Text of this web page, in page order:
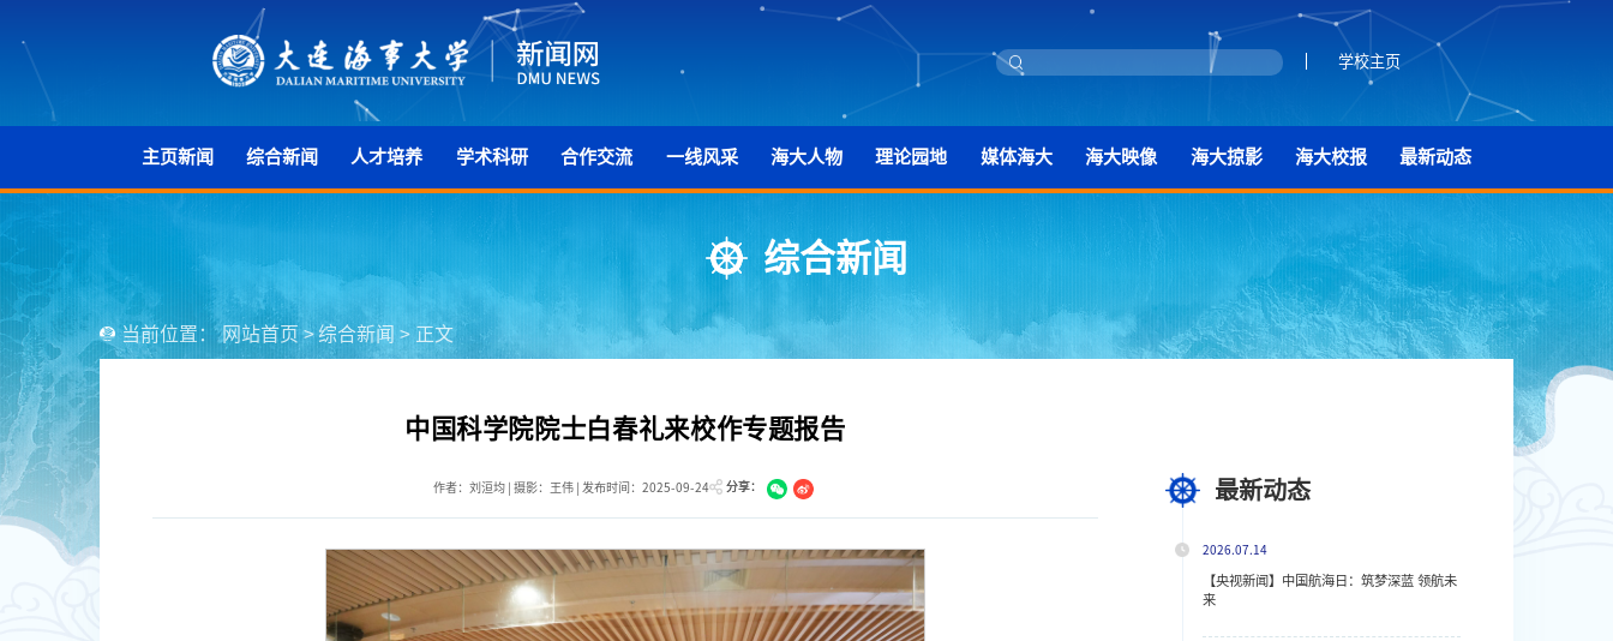
学校主页
主页新闻 综合新闻 人才培养 学术科研 合作交流 一线风采 海大人物 理论园地 媒体海大 海大映像 海大掠影 海大校报 最新动态
综合新闻
当前位置： 网站首页 > 综合新闻 > 正文
中国科学院院士白春礼来校作专题报告
作者：刘洹均 | 摄影：王伟 | 发布时间：2025-09-24 分享： 最新动态
2026.07.14
【央视新闻】中国航海日：筑梦深蓝 领航未
来